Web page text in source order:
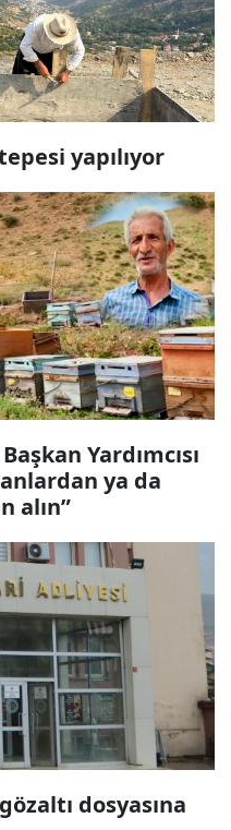
yapılıyor
Yardımcısı
ya da
alın”
dosyasına